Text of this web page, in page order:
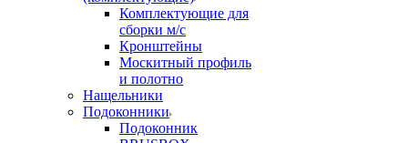
Комплектующие для
сборки м/с
Кронштейны
Москитный профиль
и полотно
Нащельники
Подоконники
Подоконник